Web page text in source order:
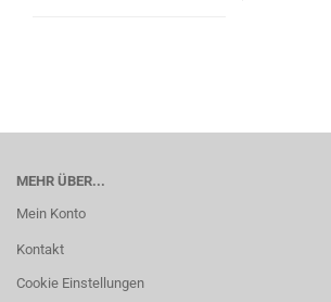
MEHR ÜBER...
Mein Konto
Kontakt
Cookie Einstellungen